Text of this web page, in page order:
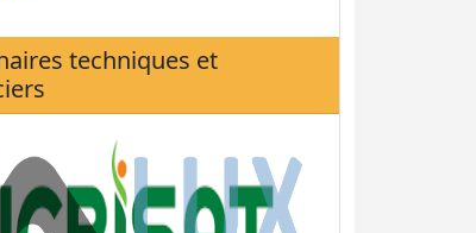
techniques et